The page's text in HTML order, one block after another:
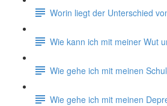
Worin liegt der Unterschied
Wie kann ich mit meiner Wut
Wie gehe ich mit meinen
Wie gehe ich mit meinen